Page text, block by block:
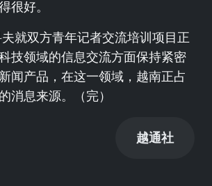
很好。
就双方青年记者交流培训项目正
技领域的信息交流方面保持紧密
闻产品，在这一领域，越南正占
消息来源。（完）
越通社